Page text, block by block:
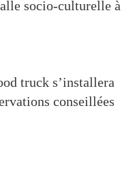
socio-culturelle à
truck s’installera
conseillées